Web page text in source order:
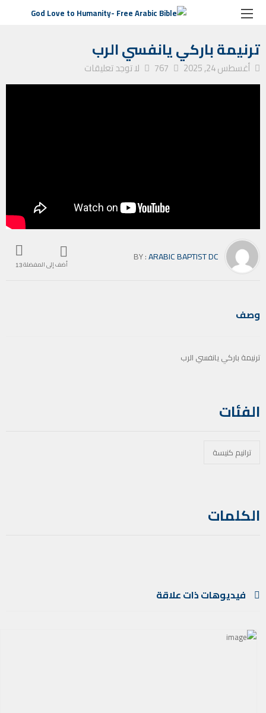
الصفحة الرئيسية ترانيم كنيسة ترنيمة باركي يانفسي الرب
ترنيمة باركي يانفسي الرب
أغسطس 24, 2025 767 لا توجد تعليقات
أضف إلى المفضلة13
BY :ARABIC BAPTIST DC
وصف
ترنيمة باركي يانفسي الرب
الفئات
ترانيم كنيسة
الكلمات
فيديوهات ذات علاقة